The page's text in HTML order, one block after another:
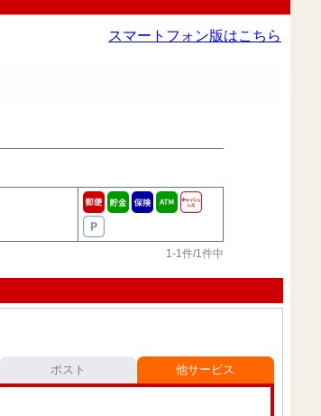
スマートフォン版はこちら
1-1件/1件中
ポスト 他サービス